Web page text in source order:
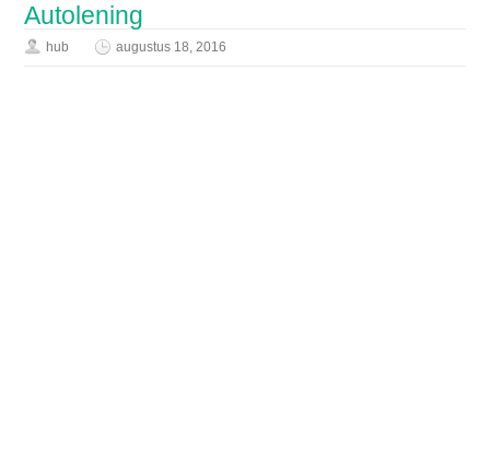
Autolening
hub augustus 18, 2016